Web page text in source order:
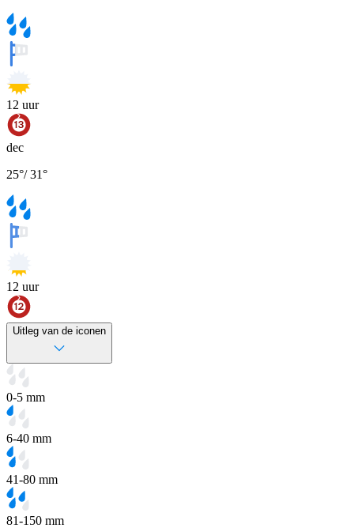
12 uur
dec
25°/31°
12 uur
Uitleg van de iconen
0-5 mm
6-40 mm
41-80 mm
81-150 mm